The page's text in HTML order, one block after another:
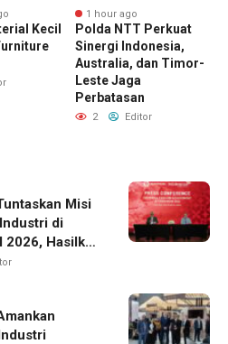
Kecil
1 hour ago
Polda NTT Perkuat
Sinergi Indonesia,
Australia, dan Timor-
Leste Jaga
Perbatasan
2 Editor
Misi
di
2026, Hasilkan
Sama